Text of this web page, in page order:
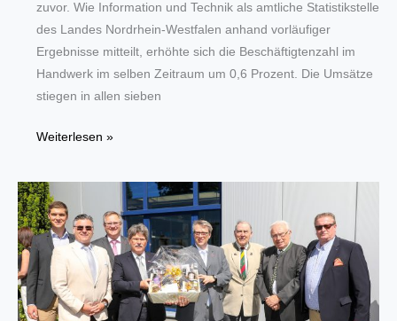
zuvor. Wie Information und Technik als amtliche Statistikstelle
des Landes Nordrhein-Westfalen anhand vorläufiger
Ergebnisse mitteilt, erhöhte sich die Beschäftigtenzahl im
Handwerk im selben Zeitraum um 0,6 Prozent. Die Umsätze
stiegen in allen sieben
NRW-
Sechs
Prozent
mehr
Umsatz
im
ersten
Quartal
Weiterlesen »